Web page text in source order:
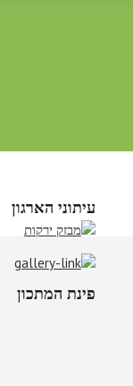
עיתוני הארגון
פינת המתכון